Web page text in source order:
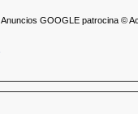
Anuncios GOOGLE patrocina ©